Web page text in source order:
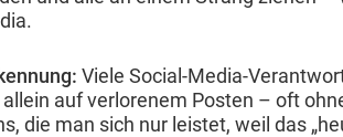
Viele Social-Media-
auf ver­loren­em Posten – oft
die man sich nur leis­tet, weil das